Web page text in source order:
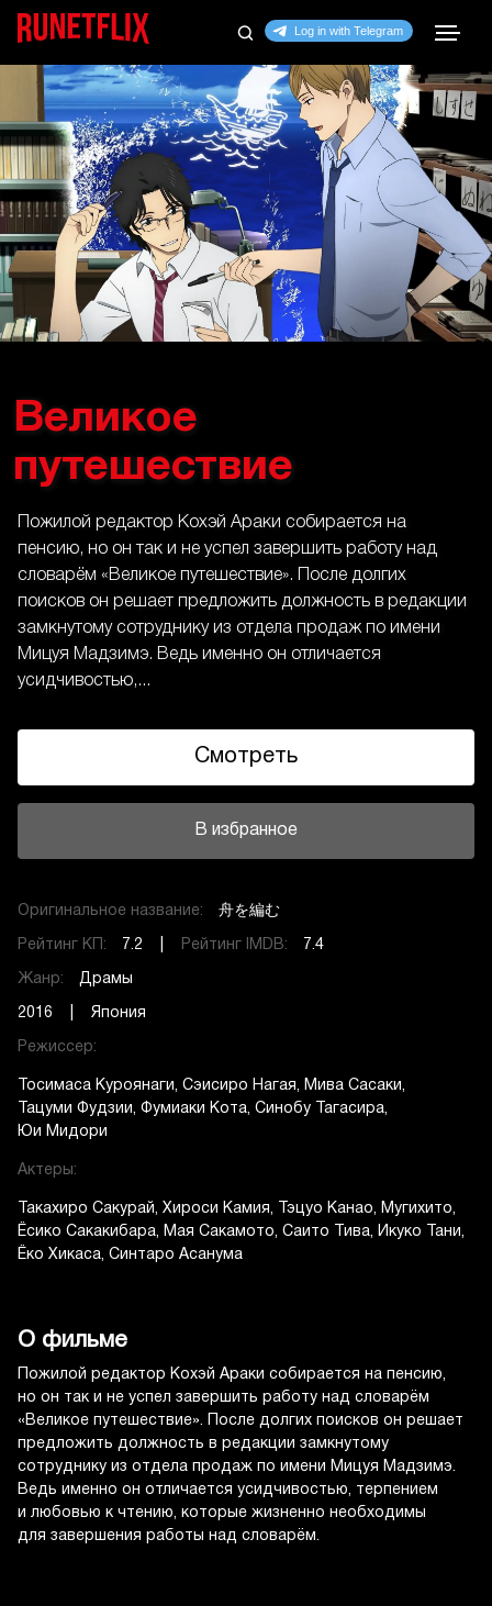
Великое
путешествие
Пожилой редактор Кохэй Араки собирается на
пенсию, но он так и не успел завершить работу над
словарём «Великое путешествие». После долгих
поисков он решает предложить должность в редакции
замкнутому сотруднику из отдела продаж по имени
Мицуя Мадзимэ. Ведь именно он отличается
усидчивостью,...
Смотреть
В избранное
Оригинальное название: 舟を編む
Рейтинг КП: 7.2 | Рейтинг IMDB: 7.4
Жанр: Драмы
2016 | Япония
Режиссер:
Тосимаса Куроянаги Сэисиро Нагая
Мива Сасаки
Тацуми Фудзии
Фумиаки Кота Синобу Тагасира
Юи Мидори
Актеры:
Такахиро Сакурай Хироси Камия Тэцуо Канао
Мугихито
Ёсико Сакакибара
Мая Сакамото Саито Тива
Икуко Тани
Ёко Хикаса Синтаро Асанума
О фильме
Пожилой редактор Кохэй Араки собирается на пенсию,
но он так и не успел завершить работу над словарём
«Великое путешествие». После долгих поисков он решает
предложить должность в редакции замкнутому
сотруднику из отдела продаж по имени Мицуя Мадзимэ.
Ведь именно он отличается усидчивостью, терпением
и любовью к чтению, которые жизненно необходимы
для завершения работы над словарём.